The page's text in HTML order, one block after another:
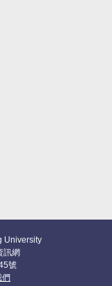
University
訊網
號
們